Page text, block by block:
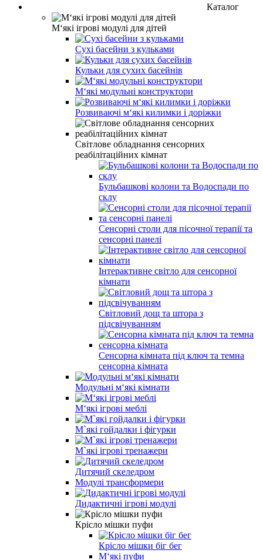
Каталог
М‘які ігрові модулі для дітей
Сухі басейни з кульками
Кульки для сухих басейнів
М‘які модульні конструктори
Розвиваючі м‘які килимки і доріжки
Світлове обладнання сенсорних
реабілітаційних кімнат
Бульбашкові колони та Водоспади по
склу
Сенсорні столи для пісочної терапії та
сенсорні панелі
Інтерактивне світло для сенсорної
кімнати
Світловий дощ та штора з
підсвічуванням
Сенсорна кімната під ключ та темна
сенсорна кімната
Модульні м‘які кімнати
М‘які ігрові меблі
М`які гойдалки і фігурки
М`які ігрові тренажери
Дитячий скеледром
Модулі трансформери
Дидактичні ігрові модулі
Крісло мішки пуфи
Крісло мішки біг бег
М‘які пуфи